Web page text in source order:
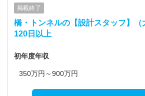
掲載終了
橋・トンネルの【設計スタッフ】
120日以上
初年度年収
350万円～900万円